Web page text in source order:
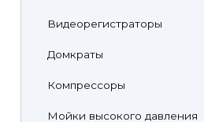
Видеорегистраторы
Домкраты
Компрессоры
Мойки высокого давления